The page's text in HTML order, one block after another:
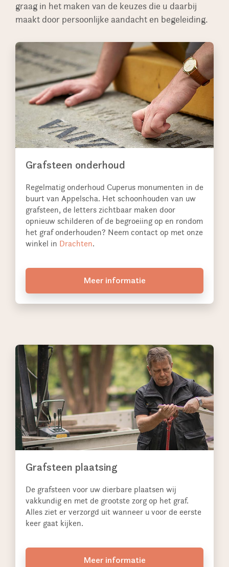
graag in het maken van de keuzes die u daarbij
maakt door persoonlijke aandacht en begeleiding.
Grafsteen onderhoud
Regelmatig onderhoud Cuperus monumenten in de
buurt van Appelscha. Het schoonhouden van uw
grafsteen, de letters zichtbaar maken door
opnieuw schilderen of de begroeiing op en rondom
het graf onderhouden? Neem contact op met onze
winkel in Drachten.
Meer informatie
Grafsteen plaatsing
De grafsteen voor uw dierbare plaatsen wij
vakkundig en met de grootste zorg op het graf.
Alles ziet er verzorgd uit wanneer u voor de eerste
keer gaat kijken.
Meer informatie